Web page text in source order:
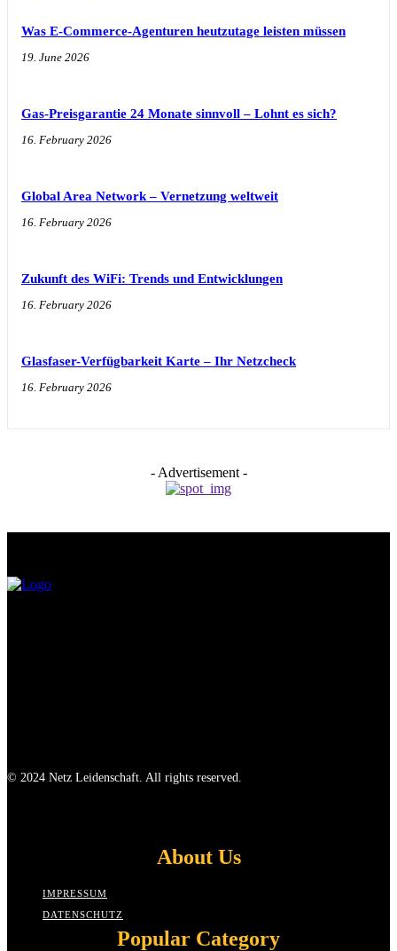
Was E-Commerce-Agenturen heutzutage leisten müssen
19. June 2026
Gas-Preisgarantie 24 Monate sinnvoll – Lohnt es sich?
16. February 2026
Global Area Network – Vernetzung weltweit
16. February 2026
Zukunft des WiFi: Trends und Entwicklungen
16. February 2026
Glasfaser-Verfügbarkeit Karte – Ihr Netzcheck
16. February 2026
- Advertisement -
© 2024 Netz Leidenschaft. All rights reserved.
About Us
IMPRESSUM
DATENSCHUTZ
Popular Category